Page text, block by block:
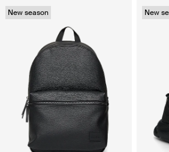
New season New